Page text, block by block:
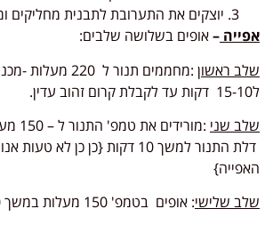
יוצקים את התערובת לתבנית מחליקים
אפייה –אופים בשלושה שלבים:
שלב ראשון
:מחממים תנור ל
ל15-10 דקות עד לקבלת קרום זהוב עדין.
שלב שני
דלת התנור למשך 10 דקות {כן כן
האפייה}
שלב שלישי: אופים בטמפ' 150 מעלות במשך 40 דקות.